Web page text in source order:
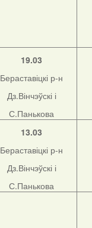
19.03
Бераставіцкі р-н
Дз.Вінчэўскі і
С.Панькова
13.03
Бераставіцкі р-н
Дз.Вінчэўскі і
С.Панькова